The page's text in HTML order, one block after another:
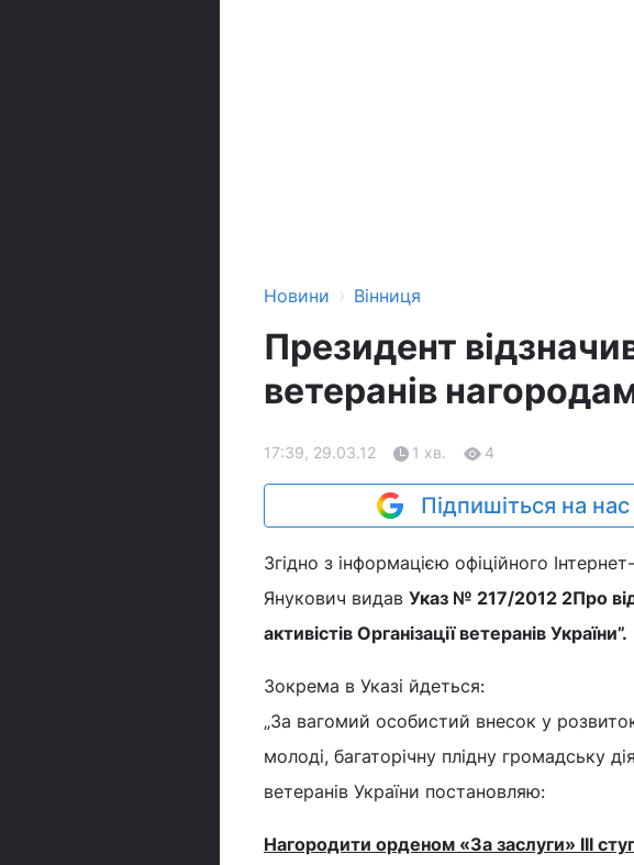
Новини › Вінниця
Президент
ветеранів
17:39, 29.03.12 1 хв. 4
Підпишіться на
Згідно з інформацією офіційного
Янукович видав Указ № 217/2012 2Про
активістів Організації ветеранів України”.
Зокрема в Указі йдеться:
„За вагомий особистий внесок у
молоді, багаторічну плідну громадську
ветеранів України постановляю:
Нагородити орденом «За заслуги» III